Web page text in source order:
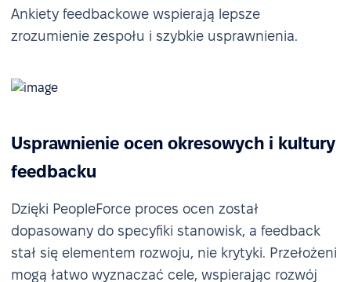
Ankiety feedbackowe wspierają lepsze
zrozumienie zespołu i szybkie usprawnienia.
Usprawnienie ocen okresowych i kultury
feedbacku
Dzięki PeopleForce proces ocen został
dopasowany do specyfiki stanowisk, a feedback
stał się elementem rozwoju, nie krytyki. Przełożeni
mogą łatwo wyznaczać cele, wspierając rozwój